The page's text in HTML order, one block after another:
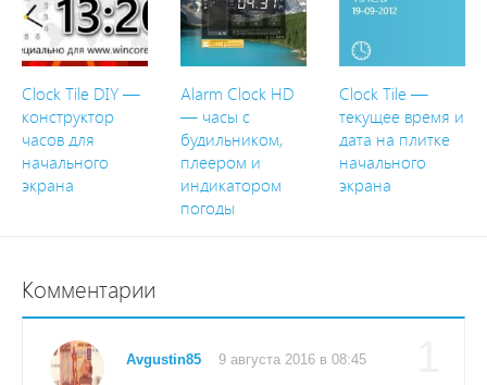
Clock Tile DIY —
конструктор
часов для
начального
экрана
Alarm Clock HD
— часы с
будильником,
плеером и
индикатором
погоды
Clock Tile —
текущее время и
дата на плитке
начального
экрана
Комментарии
Avgustin85 9 августа 2016 в 08:45